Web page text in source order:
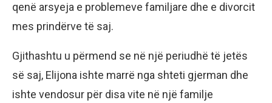
qenë arsyeja e problemeve familjare dhe e divorcit
mes prindërve të saj.
Gjithashtu u përmend se në një periudhë të jetës
së saj, Elijona ishte marrë nga shteti gjerman dhe
ishte vendosur për disa vite në një familje